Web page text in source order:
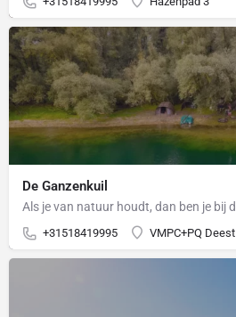
De Ganzenkuil
+31518419995 VMPC+PQ Deest